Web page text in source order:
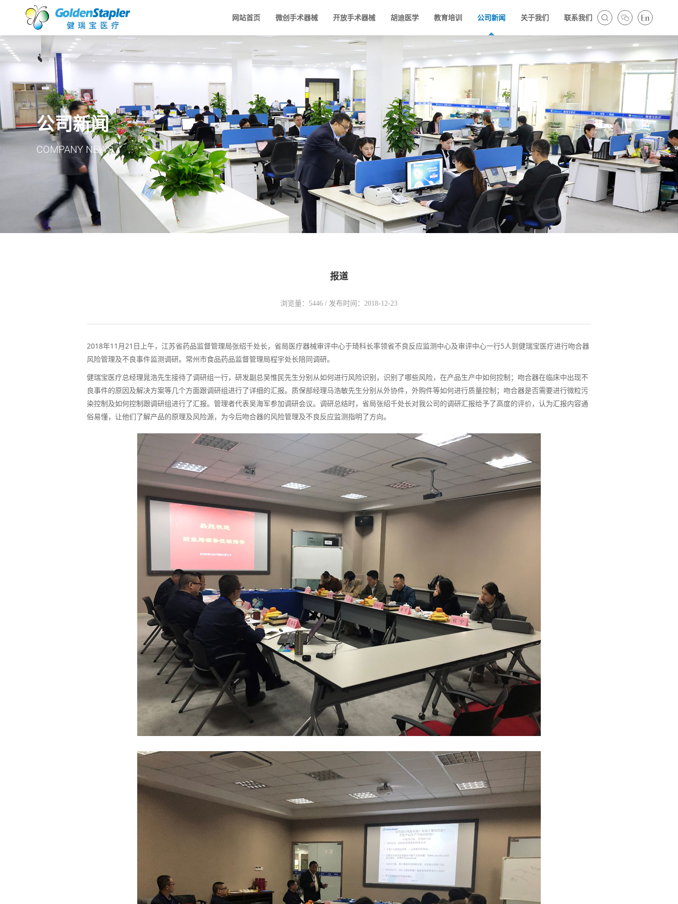
网站首页 微创手术器械 开放手术器械 胡迪医学 教育培训 公司新闻 关于我们 联系我们
公司新闻
COMPANY NEWS
报道
浏览量：5446 / 发布时间：2018-12-23
2018年11月21日上午，江苏省药品监督管理局张绍千处长，省局医疗器械审评中心于琦科长率领省不良反应监测中心及审评中心一行5人到健瑞宝医疗进行吻合器
风险管理及不良事件监测调研。常州市食品药品监督管理局程宇处长陪同调研。
健瑞宝医疗总经理晁浩先生接待了调研组一行，研发副总吴惟民先生分别从如何进行风险识别，识别了哪些风险，在产品生产中如何控制；吻合器在临床中出现不
良事件的原因及解决方案等几个方面跟调研组进行了详细的汇报。质保部经理马浩敏先生分别从外协件，外购件等如何进行质量控制；吻合器是否需要进行微粒污
染控制及如何控制跟调研组进行了汇报。管理者代表吴海军参加调研会议。调研总结时，省局张绍千处长对我公司的调研汇报给予了高度的评价，认为汇报内容通
俗易懂，让他们了解产品的原理及风险源，为今后吻合器的风险管理及不良反应监测指明了方向。